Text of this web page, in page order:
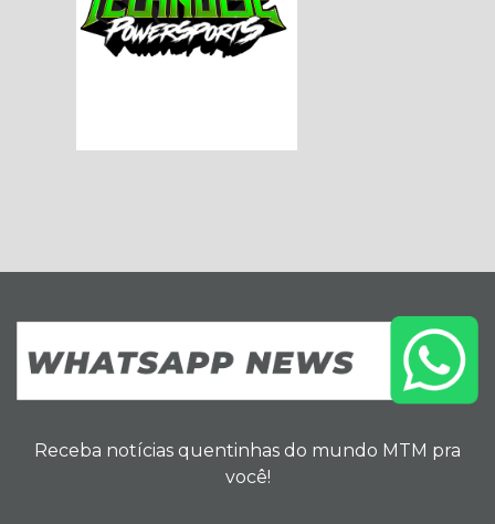
Receba notícias quentinhas do mundo MTM pra
você!